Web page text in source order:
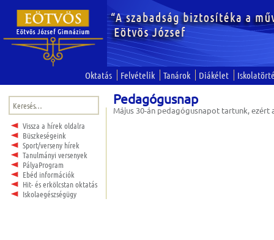
Oktatás Felvételik Tanárok Diákélet
Keresés:
Vissza a hírek oldalra
Büszkeségeink
Sport/verseny hírek
Tanulmányi versenyek
PályaProgram
Ebéd információk
Hit- és erkölcstan oktatás
Iskolaegészségügy
Pedagógusnap
Május 30-án pedagógusnapot tartunk, ezért